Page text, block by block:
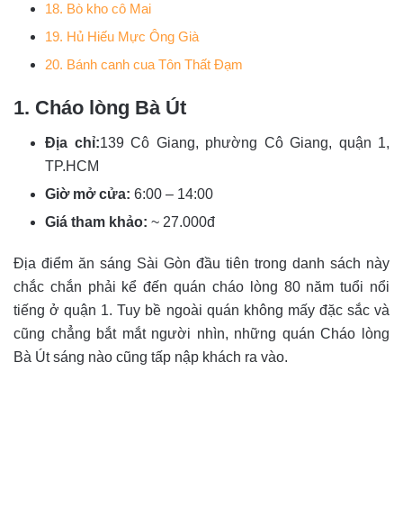
18. Bò kho cô Mai
19. Hủ Hiếu Mực Ông Già
20. Bánh canh cua Tôn Thất Đạm
1. Cháo lòng Bà Út
Địa chỉ:139 Cô Giang, phường Cô Giang, quận 1,
TP.HCM
Giờ mở cửa: 6:00 – 14:00
Giá tham khảo: ~ 27.000đ
Địa điểm ăn sáng Sài Gòn đầu tiên trong danh sách này
chắc chắn phải kể đến quán cháo lòng 80 năm tuổi nổi
tiếng ở quận 1. Tuy bề ngoài quán không mấy đặc sắc và
cũng chẳng bắt mắt người nhìn, những quán Cháo lòng
Bà Út sáng nào cũng tấp nập khách ra vào.